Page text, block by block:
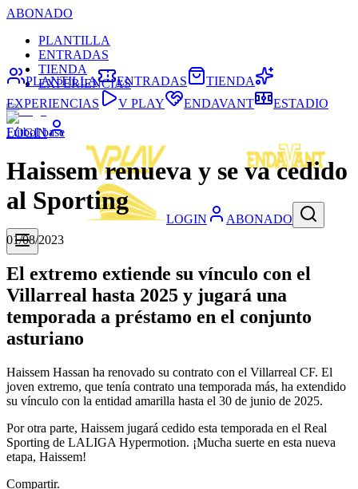
ABONADO
PLANTILLA
ENTRADAS
TIENDA
EXPERIENCIAS
LOGIN
LOGIN ABONADO
PLANTILLA ENTRADAS
TIENDA
EXPERIENCIAS
V PLAY ENDAVANT ESTADIO
Fútbol base
Haissem renueva y se va cedido
al Sporting
01/08/2023
El extremo extiende su vínculo con el
Villarreal hasta 2025 y jugará una
temporada a préstamo en el conjunto
asturiano
Haissem Hassan ha renovado su contrato con el Villarreal CF. El
joven extremo, que tenía contrato una temporada más, ha extendido
su vínculo con la entidad amarilla hasta el 30 de junio de 2025.
Por otra parte, Haissem jugará cedido esta temporada en el Real
Sporting de LALIGA Hypermotion. ¡Mucha suerte en esta nueva
etapa, Haissem!
Compartir.